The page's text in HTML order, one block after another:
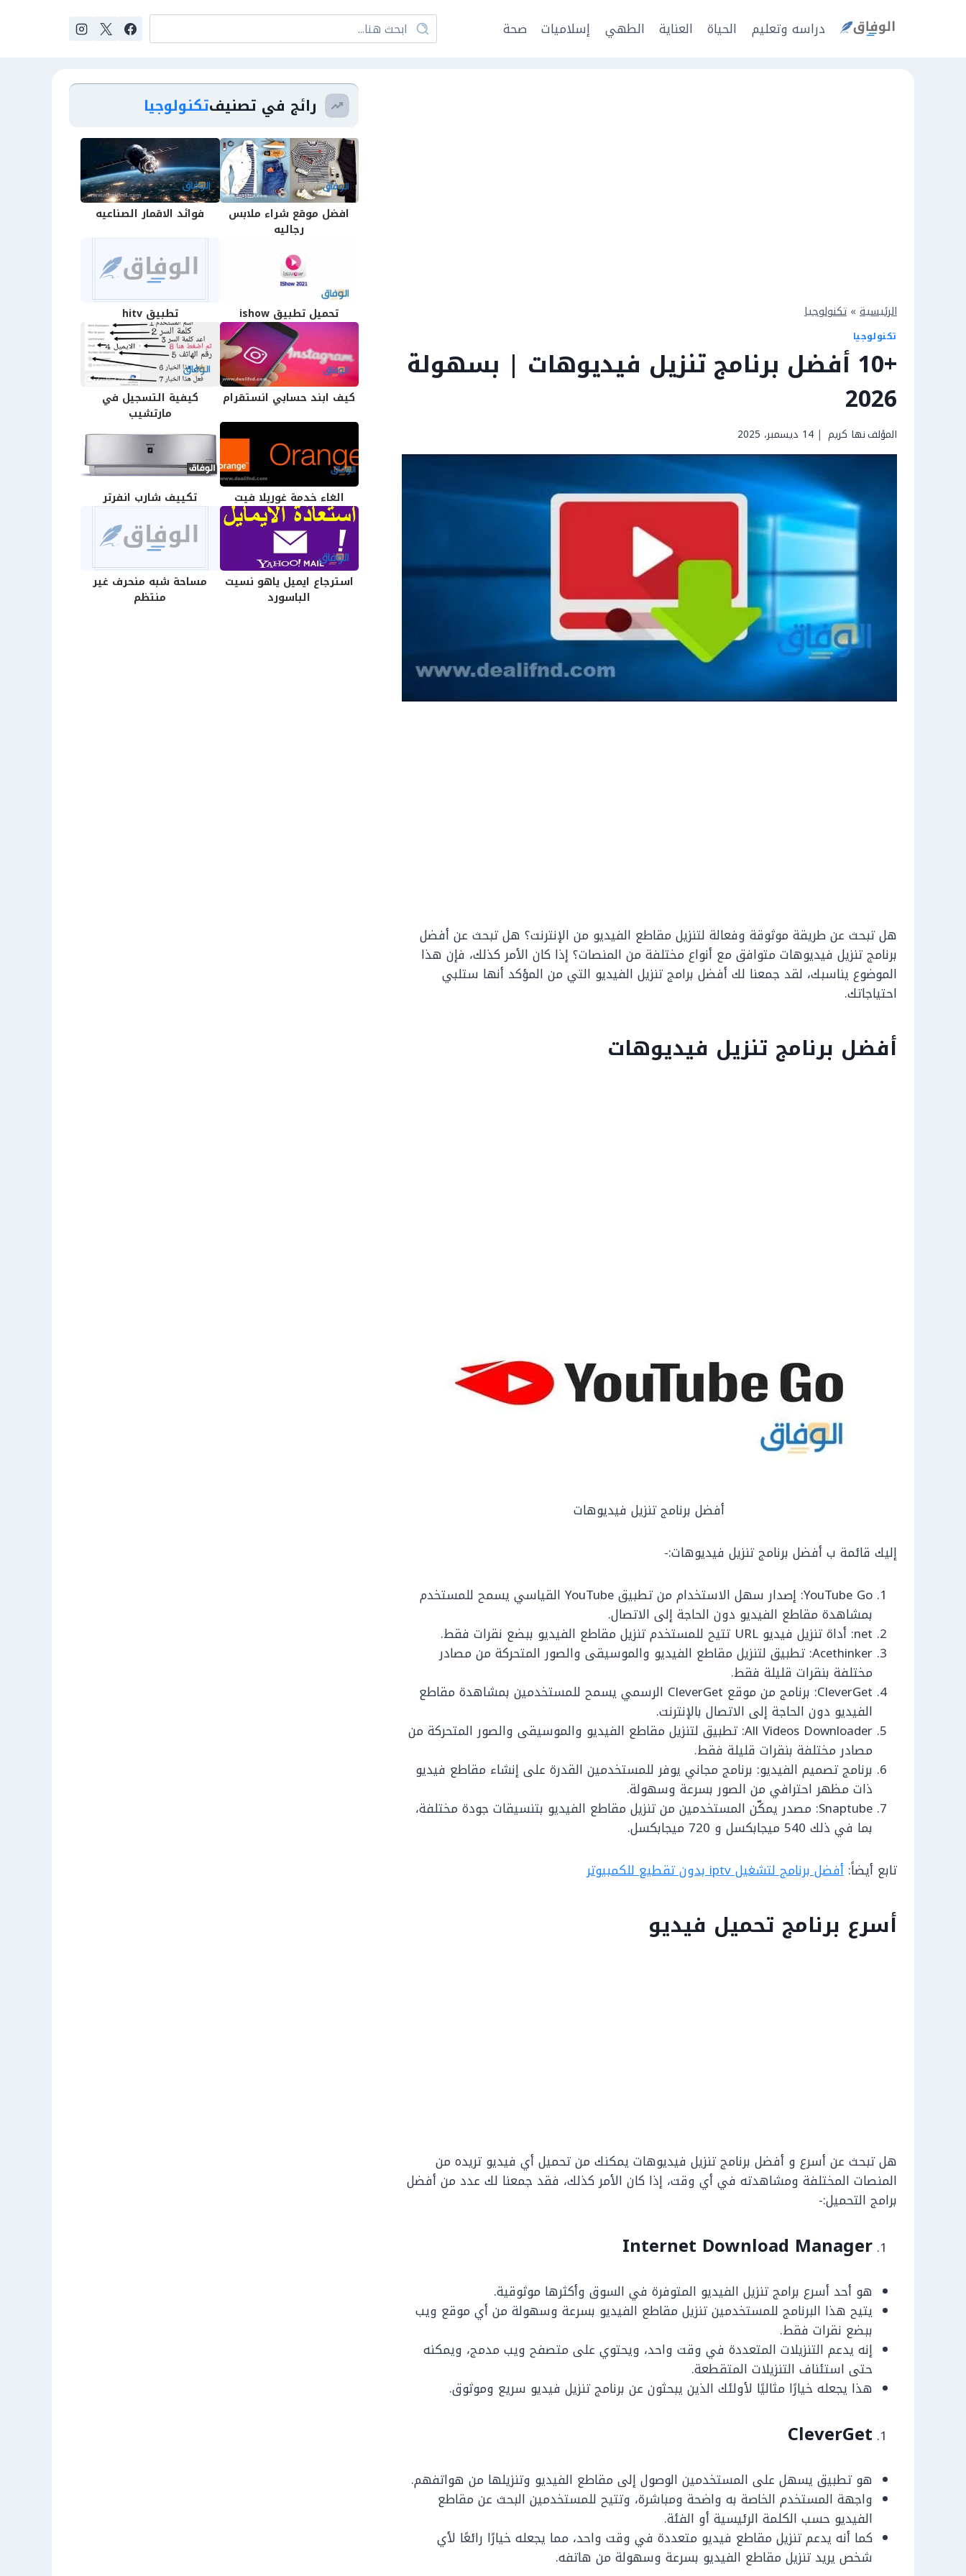
دراسه وتعليم الحياة العناية الطهي إسلاميات صحة
الرئيسية » تكنولوجيا
تكنولوجيا
+10 أفضل برنامج تنزيل فيديوهات | بسهولة
2026
المؤلفنها كريم 14 ديسمبر، 2025
هل تبحث عن طريقة موثوقة وفعالة لتنزيل مقاطع الفيديو من الإنترنت؟ هل تبحث عن أفضل
برنامج تنزيل فيديوهات متوافق مع أنواع مختلفة من المنصات؟ إذا كان الأمر كذلك، فإن هذا
الموضوع يناسبك، لقد جمعنا لك أفضل برامج تنزيل الفيديو التي من المؤكد أنها ستلبي
احتياجاتك.
أفضل برنامج تنزيل فيديوهات
أفضل برنامج تنزيل فيديوهات
إليك قائمة ب أفضل برنامج تنزيل فيديوهات:-
YouTube Go: إصدار سهل الاستخدام من تطبيق YouTube القياسي يسمح للمستخدم
بمشاهدة مقاطع الفيديو دون الحاجة إلى الاتصال.
net: أداة تنزيل فيديو URL تتيح للمستخدم تنزيل مقاطع الفيديو ببضع نقرات فقط.
Acethinker: تطبيق لتنزيل مقاطع الفيديو والموسيقى والصور المتحركة من مصادر
مختلفة بنقرات قليلة فقط.
CleverGet: برنامج من موقع CleverGet الرسمي يسمح للمستخدمين بمشاهدة مقاطع
الفيديو دون الحاجة إلى الاتصال بالإنترنت.
All Videos Downloader: تطبيق لتنزيل مقاطع الفيديو والموسيقى والصور المتحركة من
مصادر مختلفة بنقرات قليلة فقط.
برنامج تصميم الفيديو: برنامج مجاني يوفر للمستخدمين القدرة على إنشاء مقاطع فيديو
ذات مظهر احترافي من الصور بسرعة وسهولة.
Snaptube: مصدر يمكّن المستخدمين من تنزيل مقاطع الفيديو بتنسيقات جودة مختلفة،
بما في ذلك 540 ميجابكسل و 720 ميجابكسل.
تابع أيضاً: أفضل برنامج لتشغيل iptv بدون تقطيع للكمبيوتر
أسرع برنامج تحميل فيديو
هل تبحث عن أسرع و أفضل برنامج تنزيل فيديوهات يمكنك من تحميل أي فيديو تريده من
المنصات المختلفة ومشاهدته في أي وقت، إذا كان الأمر كذلك، فقد جمعنا لك عدد من أفضل
برامج التحميل:-
Internet Download Manager
هو أحد أسرع برامج تنزيل الفيديو المتوفرة في السوق وأكثرها موثوقية.
يتيح هذا البرنامج للمستخدمين تنزيل مقاطع الفيديو بسرعة وسهولة من أي موقع ويب
ببضع نقرات فقط.
إنه يدعم التنزيلات المتعددة في وقت واحد، ويحتوي على متصفح ويب مدمج، ويمكنه
حتى استئناف التنزيلات المتقطعة.
هذا يجعله خيارًا مثاليًا لأولئك الذين يبحثون عن برنامج تنزيل فيديو سريع وموثوق.
CleverGet
هو تطبيق يسهل على المستخدمين الوصول إلى مقاطع الفيديو وتنزيلها من هواتفهم.
واجهة المستخدم الخاصة به واضحة ومباشرة، وتتيح للمستخدمين البحث عن مقاطع
الفيديو حسب الكلمة الرئيسية أو الفئة.
كما أنه يدعم تنزيل مقاطع فيديو متعددة في وقت واحد، مما يجعله خيارًا رائعًا لأي
شخص يريد تنزيل مقاطع الفيديو بسرعة وسهولة من هاتفه.
رائج في تصنيفتكنولوجيا
افضل موقع شراء ملابس
رجاليه
فوائد الاقمار الصناعيه
تحميل تطبيق ishow تطبيق hitv
كيف ابند حسابي انستقرام
كيفية التسجيل في
مارتشيب
الغاء خدمة غوريلا فيت تكييف شارب انفرتر
استرجاع ايميل ياهو نسيت
الباسورد
مساحة شبه منحرف غير
منتظم